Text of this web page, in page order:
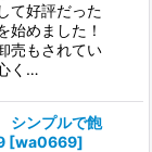
て好評だった
始めました！
売もされてい
く…
シンプルで飽
[wa0669]